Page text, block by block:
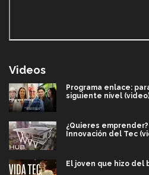
Videos
Programa enlace:
siguiente nivel
¿Quieres
Innovación del Tec
El joven que hizo del